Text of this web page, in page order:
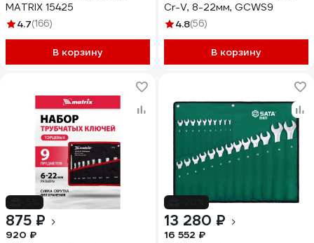
MATRIX 15425
4.7(166)
В корзину
Cr-V, 8-22мм, GCWS9
4.8(56)
В корзину
875 ₽
920 ₽
13 280 ₽
16 552 ₽